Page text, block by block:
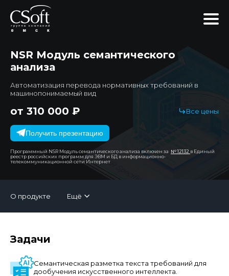
NSR Модуль семантического
анализа
Автоматизация перевода нормативных требований в
машинопонимаемый вид
от 310 000 ₽ Все цены
Получить презентацию
Программный NSR Модуль семантического анализа включен за № 12132 в Единый
реестр российских программ для ЭВМ и БД в информационно-
телекоммуникационной сети Интернет
О продукте Ещё
Задачи
Семантическая разметка текста требований для
дообучения искусственного интеллекта.